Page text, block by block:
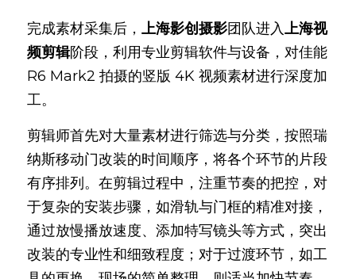
完成素材采集后， 上海影创摄影团队进入上海视
频剪辑阶段，利用专业剪辑软件与设备，对佳能
R6 Mark2 拍摄的竖版 4K 视频素材进行深度加
工。
剪辑师首先对大量素材进行筛选与分类，按照瑞
纳斯移动门改装的时间顺序，将各个环节的片段
有序排列。在剪辑过程中，注重节奏的把控，对
于复杂的安装步骤，如滑轨与门框的精准对接，
通过放慢播放速度、添加特写镜头等方式，突出
改装的专业性和细致程度；对于过渡环节，如工